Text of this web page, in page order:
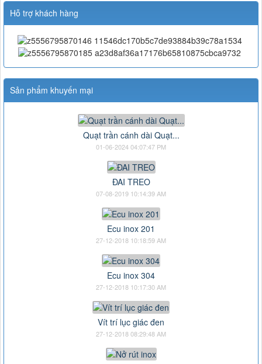
Hỗ trợ khách hàng
Sản phẩm khuyến mại
Quạt trần cánh dài Quạt...
01-06-2024 04:07:47 PM
ĐAI TREO
07-08-2019 10:14:39 AM
Ecu inox 201
27-12-2018 10:18:59 AM
Ecu inox 304
27-12-2018 10:17:30 AM
Vít trí lục giác đen
27-12-2018 08:29:48 AM